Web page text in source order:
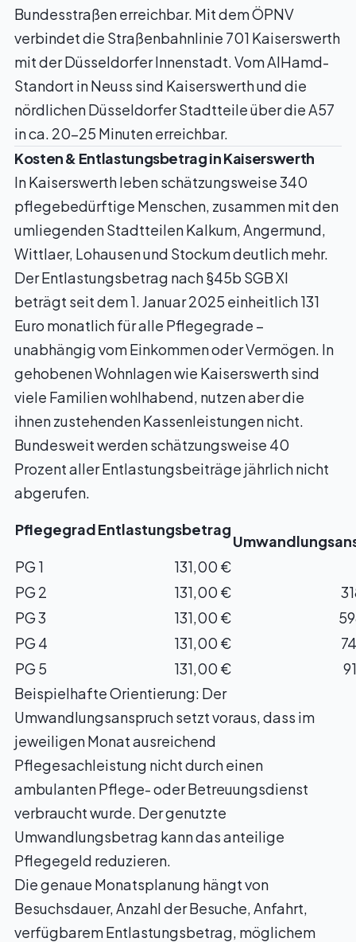
Bundesstraßen erreichbar. Mit dem ÖPNV
verbindet die Straßenbahnlinie 701 Kaiserswerth
mit der Düsseldorfer Innenstadt. Vom AlHamd-
Standort in Neuss sind Kaiserswerth und die
nördlichen Düsseldorfer Stadtteile über die A57
in ca. 20–25 Minuten erreichbar.
Kosten & Entlastungsbetrag in Kaiserswerth
In Kaiserswerth leben schätzungsweise 340
pflegebedürftige Menschen, zusammen mit den
umliegenden Stadtteilen Kalkum, Angermund,
Wittlaer, Lohausen und Stockum deutlich mehr.
Der Entlastungsbetrag nach §45b SGB XI
beträgt seit dem 1. Januar 2025 einheitlich 131
Euro monatlich für alle Pflegegrade –
unabhängig vom Einkommen oder Vermögen. In
gehobenen Wohnlagen wie Kaiserswerth sind
viele Familien wohlhabend, nutzen aber die
ihnen zustehenden Kassenleistungen nicht.
Bundesweit werden schätzungsweise 40
Prozent aller Entlastungsbeiträge jährlich nicht
abgerufen.
PflegegradEntlastungsbetrag
PG 1
131,00 €
PG 2
131,00 €
PG 3
131,00 €
PG 4
131,00 €
PG 5
131,00 €
Beispielhafte Orientierung: Der
Umwandlungsanspruch setzt voraus, dass im
jeweiligen Monat ausreichend
Pflegesachleistung nicht durch einen
ambulanten Pflege- oder Betreuungsdienst
verbraucht wurde. Der genutzte
Umwandlungsbetrag kann das anteilige
Pflegegeld reduzieren.
Die genaue Monatsplanung hängt von
Besuchsdauer, Anzahl der Besuche, Anfahrt,
verfügbarem Entlastungsbetrag, möglichem